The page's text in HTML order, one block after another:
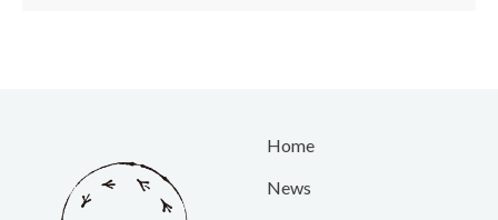
Home
News